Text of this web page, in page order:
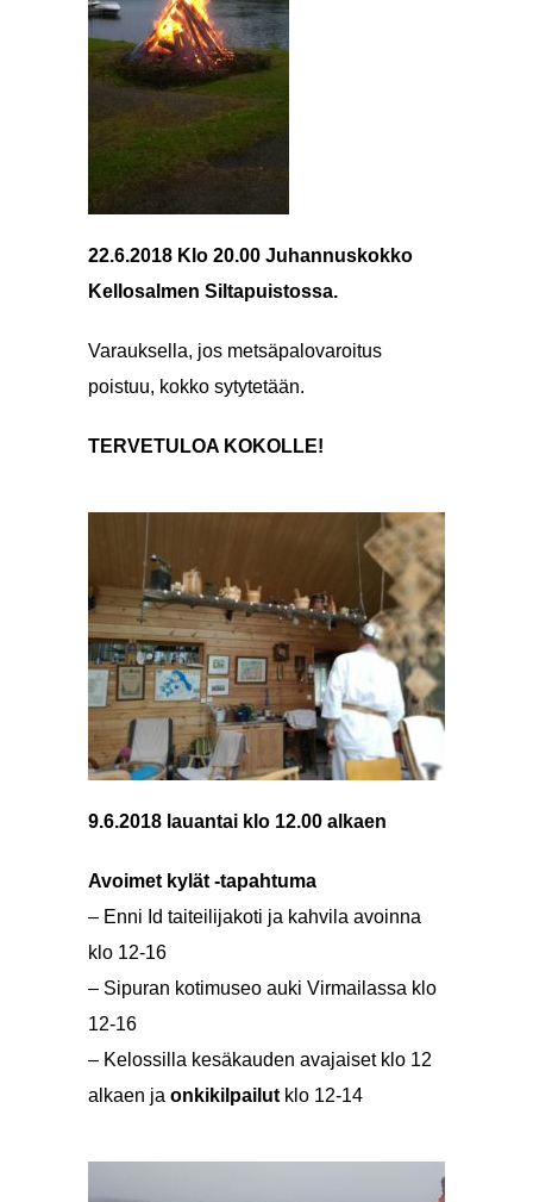
22.6.2018 Klo 20.00 Juhannuskokko
Kellosalmen Siltapuistossa.
Varauksella, jos metsäpalovaroitus
poistuu, kokko sytytetään.
TERVETULOA KOKOLLE!
9.6.2018 lauantai klo 12.00 alkaen
Avoimet kylät -tapahtuma
– Enni Id taiteilijakoti ja kahvila avoinna
klo 12-16
– Sipuran kotimuseo auki Virmailassa klo
12-16
– Kelossilla kesäkauden avajaiset klo 12
alkaen ja onkikilpailut klo 12-14